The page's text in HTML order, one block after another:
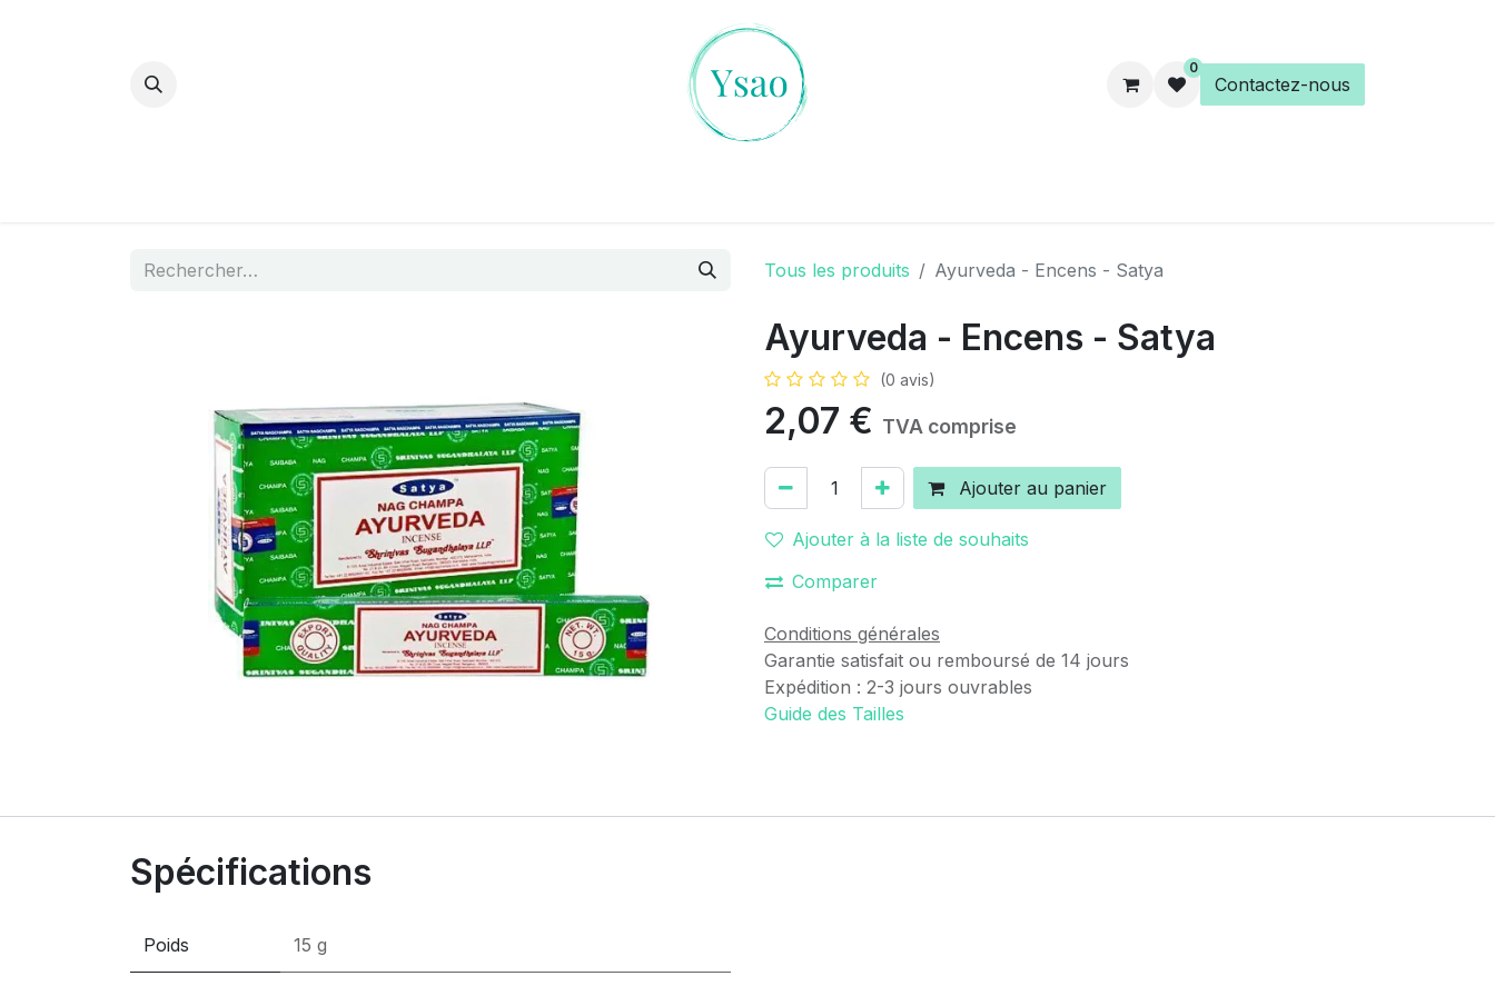
0
Contactez-nous
Tous les produits Ayurveda - Encens - Satya
Ayurveda - Encens - Satya
(0 avis)
2,07 € TVA comprise
Ajouter au panier
Ajouter à la liste de souhaits
Comparer
Conditions générales
Garantie satisfait ou remboursé de 14 jours
Expédition : 2-3 jours ouvrables
Guide des Tailles
Spécifications
Poids 15 g